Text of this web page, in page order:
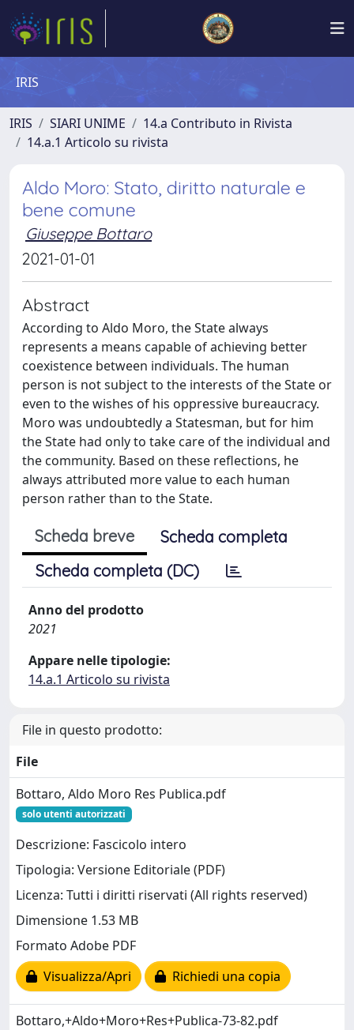
IRIS
IRIS SIARI UNIME
14.a Contributo in Rivista
14.a.1 Articolo su rivista
Aldo Moro: Stato, diritto naturale e
bene comune
Giuseppe Bottaro
2021-01-01
Abstract
According to Aldo Moro, the State always
represents a means capable of achieving better
coexistence between individuals. The human
person is not subject to the interests of the State or
even to the wishes of his oppressive bureaucracy.
Moro was undoubtedly a Statesman, but for him
the State had only to take care of the individual and
the community. Based on these reflections, he
always attributed more value to each human
person rather than to the State.
Scheda breve
Scheda completa
Scheda completa (DC)
Anno del prodotto
2021
Appare nelle tipologie:
14.a.1 Articolo su rivista
File in questo prodotto:
File
Bottaro, Aldo Moro Res Publica.pdf
solo utenti autorizzati
Descrizione: Fascicolo intero
Tipologia: Versione Editoriale (PDF)
Licenza: Tutti i diritti riservati (All rights reserved)
Dimensione 1.53 MB
Formato Adobe PDF
Visualizza/Apri
Richiedi una copia
Bottaro,+Aldo+Moro+Res+Publica-73-82.pdf